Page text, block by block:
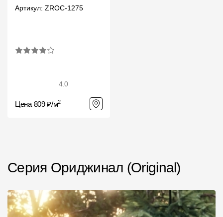
Артикул: ZROC-1275
4.0
Цена 809 ₽/м2
Серия Ориджинал (Оriginаl)